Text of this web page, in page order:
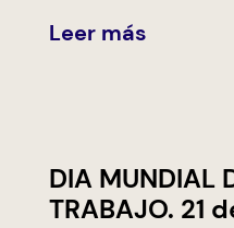
Leer más
DIA MUNDIAL
TRABAJO. 21